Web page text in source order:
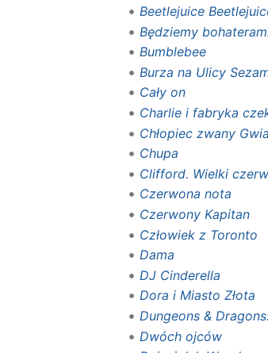
Beetlejuice
Będziemy
Bumblebee
Burza na Ulicy
Cały on
Charlie i fabryka
Chłopiec zwany
Chupa
Clifford. Wielki
Czerwona nota
Czerwony Kapitan
Człowiek z Toronto
Dama
DJ Cinderella
Dora i Miasto Złota
Dungeons &
Dwóch ojców